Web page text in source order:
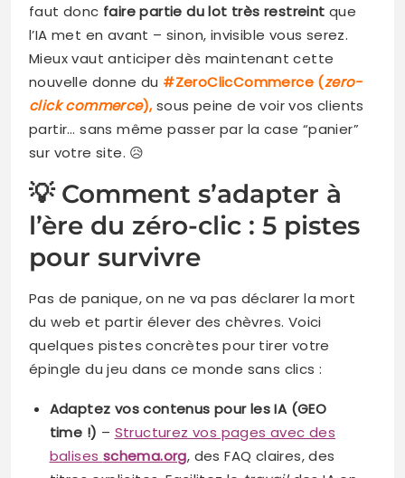
faut donc faire partie du lot très restreint que
l’IA met en avant – sinon, invisible vous serez.
Mieux vaut anticiper dès maintenant cette
nouvelle donne du #ZeroClicCommerce (zero-
click commerce),sous peine de voir vos clients
partir… sans même passer par la case “panier”
sur votre site. 😥
💡 Comment s’adapter à
l’ère du zéro-clic : 5 pistes
pour survivre
Pas de panique, on ne va pas déclarer la mort
du web et partir élever des chèvres. Voici
quelques pistes concrètes pour tirer votre
épingle du jeu dans ce monde sans clics :
Adaptez vos contenus pour les IA (GEO
time !) – Structurez vos pages avec des
balises schema.org, des FAQ claires, des